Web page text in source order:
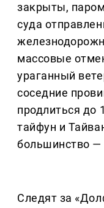
закрыты,
суда
массовые
ураганный
соседние
продлиться до
тайфун и
большинство
Следят за